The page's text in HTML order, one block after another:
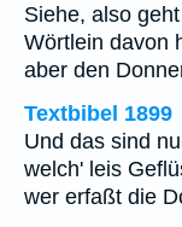
Siehe, also
Wörtlein davon
aber den
Textbibel 1899
Und das sind
welch' leis
wer erfaßt die